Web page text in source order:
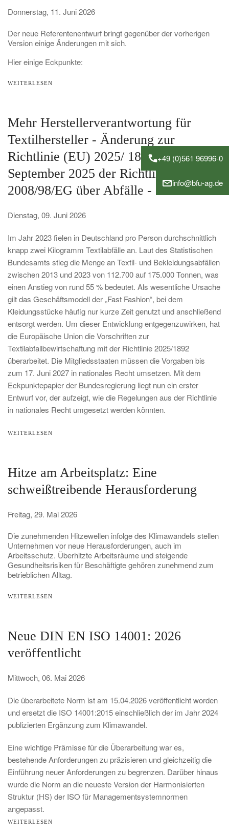
Donnerstag, 11. Juni 2026
Der neue Referentenentwurf bringt gegenüber der vorherigen
Version einige Änderungen mit sich.
Hier einige Eckpunkte:
WEITERLESEN
Mehr Herstellerverantwortung für
Textilhersteller - Änderung zur
Richtlinie (EU) 2025/ 1892 vom 10.
September 2025 der Richtlinie
2008/98/EG über Abfälle -
Dienstag, 09. Juni 2026
Im Jahr 2023 fielen in Deutschland pro Person durchschnittlich
knapp zwei Kilogramm Textilabfälle an. Laut des Statistischen
Bundesamts stieg die Menge an Textil- und Bekleidungsabfällen
zwischen 2013 und 2023 von 112.700 auf 175.000 Tonnen, was
einen Anstieg von rund 55 % bedeutet. Als wesentliche Ursache
gilt das Geschäftsmodell der „Fast Fashion“, bei dem
Kleidungsstücke häufig nur kurze Zeit genutzt und anschließend
entsorgt werden. Um dieser Entwicklung entgegenzuwirken, hat
die Europäische Union die Vorschriften zur
Textilabfallbewirtschaftung mit der Richtlinie 2025/1892
überarbeitet. Die Mitgliedsstaaten müssen die Vorgaben bis
zum 17. Juni 2027 in nationales Recht umsetzen. Mit dem
Eckpunktepapier der Bundesregierung liegt nun ein erster
Entwurf vor, der aufzeigt, wie die Regelungen aus der Richtlinie
in nationales Recht umgesetzt werden könnten.
WEITERLESEN
Hitze am Arbeitsplatz: Eine
schweißtreibende Herausforderung
Freitag, 29. Mai 2026
Die zunehmenden Hitzewellen infolge des Klimawandels stellen
Unternehmen vor neue Herausforderungen, auch im
Arbeitsschutz. Überhitzte Arbeitsräume und steigende
Gesundheitsrisiken für Beschäftigte gehören zunehmend zum
betrieblichen Alltag.
WEITERLESEN
Neue DIN EN ISO 14001: 2026
veröffentlicht
Mittwoch, 06. Mai 2026
Die überarbeitete Norm ist am 15.04.2026 veröffentlicht worden
und ersetzt die ISO 14001:2015 einschließlich der im Jahr 2024
publizierten Ergänzung zum Klimawandel.
Eine wichtige Prämisse für die Überarbeitung war es,
bestehende Anforderungen zu präzisieren und gleichzeitig die
Einführung neuer Anforderungen zu begrenzen. Darüber hinaus
wurde die Norm an die neueste Version der Harmonisierten
Struktur (HS) der ISO für Managementsystemnormen
angepasst.
WEITERLESEN
+49 (0)561 96996-0
info@bfu-ag.de